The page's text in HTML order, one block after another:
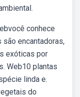
conhece
encantadoras,
exóticas por
Web10 plantas
linda e.
do